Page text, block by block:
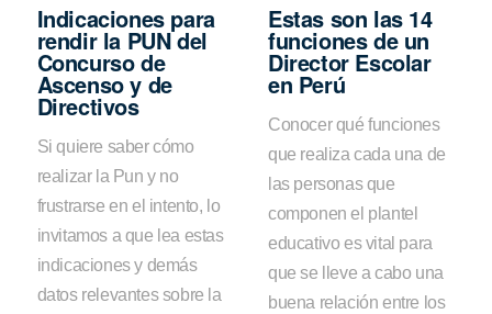
Indicaciones para
rendir la PUN del
Concurso de
Ascenso y de
Directivos
Si quiere saber cómo
realizar la Pun y no
frustrarse en el intento, lo
invitamos a que lea estas
indicaciones y demás
datos relevantes sobre la
Estas son las 14
funciones de un
Director Escolar
en Perú
Conocer qué funciones
que realiza cada una de
las personas que
componen el plantel
educativo es vital para
que se lleve a cabo una
buena relación entre los